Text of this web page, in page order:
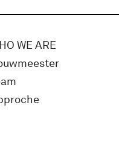
WE ARE